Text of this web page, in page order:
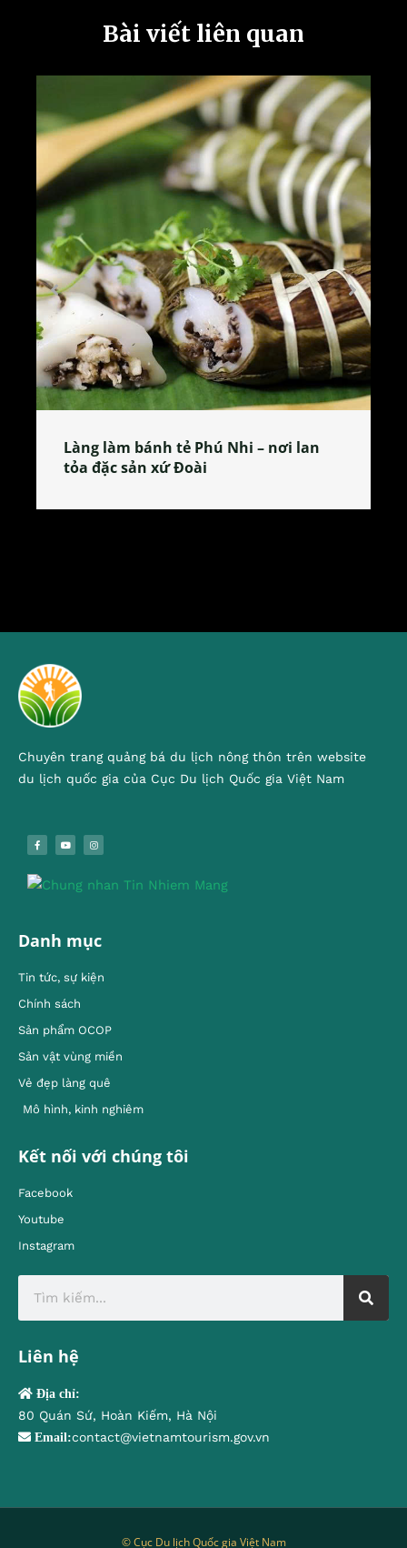
Bài viết liên quan
Làng làm bánh tẻ Phú Nhi – nơi lan
tỏa đặc sản xứ Đoài
Chuyên trang quảng bá du lịch nông thôn trên website
du lịch quốc gia của Cục Du lịch Quốc gia Việt Nam
Danh mục
Tin tức, sự kiện
Chính sách
Sản phẩm OCOP
Sản vật vùng miền
Vẻ đẹp làng quê
Mô hình, kinh nghiêm
Kết nối với chúng tôi
Facebook
Youtube
Instagram
Liên hệ
Địa chỉ:
80 Quán Sứ, Hoàn Kiếm, Hà Nội
Email:contact@vietnamtourism.gov.vn
© Cục Du lịch Quốc gia Việt Nam